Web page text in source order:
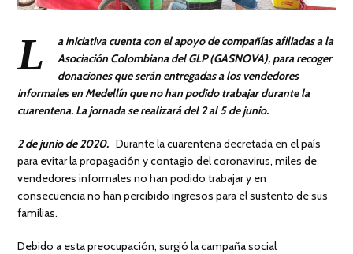
L
a iniciativa cuenta con el apoyo de compañías afiliadas a la
Asociación Colombiana del GLP (GASNOVA), para recoger
donaciones que serán entregadas a los vendedores
informales en Medellín que no han podido trabajar durante la
cuarentena. La jornada se realizará del 2 al 5 de junio.
2 de junio de 2020. Durante la cuarentena decretada en el país
para evitar la propagación y contagio del coronavirus, miles de
vendedores informales no han podido trabajar y en
consecuencia no han percibido ingresos para el sustento de sus
familias.
Debido a esta preocupación, surgió la campaña social